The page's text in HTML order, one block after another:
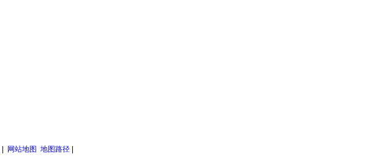
网站地图 地图路径